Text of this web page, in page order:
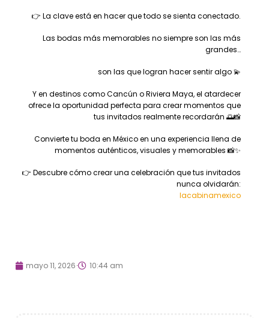
👉 La clave está en hacer que todo se sienta conectado.
Las bodas más memorables no siempre son las más
grandes…
son las que logran hacer sentir algo 💫
Y en destinos como Cancún o Riviera Maya, el atardecer
ofrece la oportunidad perfecta para crear momentos que
tus invitados realmente recordarán 🌅📸
Convierte tu boda en México en una experiencia llena de
momentos auténticos, visuales y memorables 📸✨
👉 Descubre cómo crear una celebración que tus invitados
nunca olvidarán:
lacabinamexico
mayo 11, 2026 10:44 am